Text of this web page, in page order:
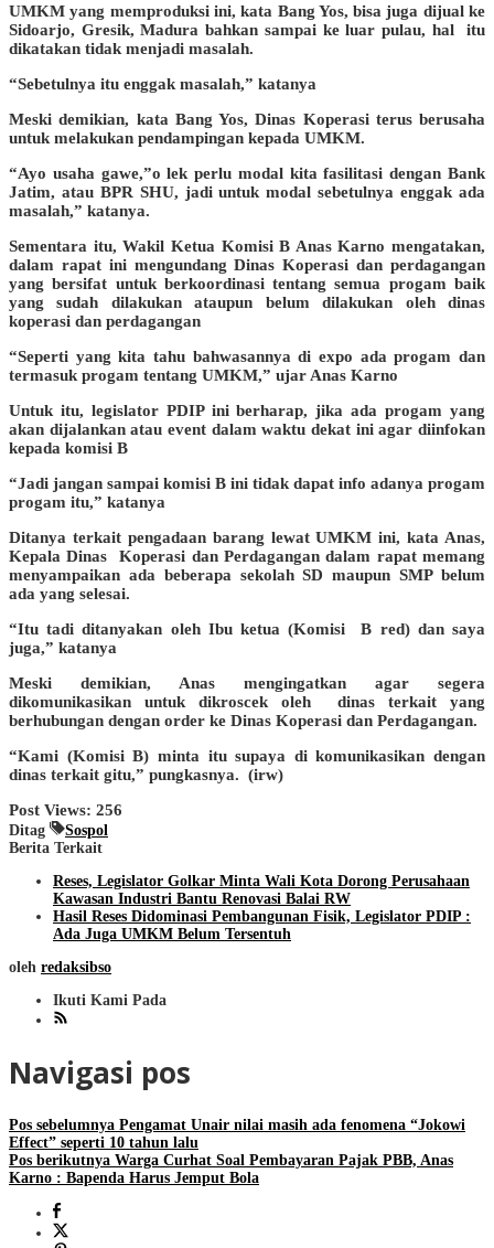
UMKM yang memproduksi ini, kata Bang Yos, bisa juga dijual ke
Sidoarjo, Gresik, Madura bahkan sampai ke luar pulau, hal itu
dikatakan tidak menjadi masalah.
“Sebetulnya itu enggak masalah,” katanya
Meski demikian, kata Bang Yos, Dinas Koperasi terus berusaha
untuk melakukan pendampingan kepada UMKM.
“Ayo usaha gawe,”o lek perlu modal kita fasilitasi dengan Bank
Jatim, atau BPR SHU, jadi untuk modal sebetulnya enggak ada
masalah,” katanya.
Sementara itu, Wakil Ketua Komisi B Anas Karno mengatakan,
dalam rapat ini mengundang Dinas Koperasi dan perdagangan
yang bersifat untuk berkoordinasi tentang semua progam baik
yang sudah dilakukan ataupun belum dilakukan oleh dinas
koperasi dan perdagangan
“Seperti yang kita tahu bahwasannya di expo ada progam dan
termasuk progam tentang UMKM,” ujar Anas Karno
Untuk itu, legislator PDIP ini berharap, jika ada progam yang
akan dijalankan atau event dalam waktu dekat ini agar diinfokan
kepada komisi B
“Jadi jangan sampai komisi B ini tidak dapat info adanya progam
progam itu,” katanya
Ditanya terkait pengadaan barang lewat UMKM ini, kata Anas,
Kepala Dinas Koperasi dan Perdagangan dalam rapat memang
menyampaikan ada beberapa sekolah SD maupun SMP belum
ada yang selesai.
“Itu tadi ditanyakan oleh Ibu ketua (Komisi B red) dan saya
juga,” katanya
Meski demikian, Anas mengingatkan agar segera
dikomunikasikan untuk dikroscek oleh dinas terkait yang
berhubungan dengan order ke Dinas Koperasi dan Perdagangan.
“Kami (Komisi B) minta itu supaya di komunikasikan dengan
dinas terkait gitu,” pungkasnya. (irw)
Post Views: 256
Ditag
Sospol
Berita Terkait
Reses, Legislator Golkar Minta Wali Kota Dorong Perusahaan
Kawasan Industri Bantu Renovasi Balai RW
Hasil Reses Didominasi Pembangunan Fisik, Legislator PDIP :
Ada Juga UMKM Belum Tersentuh
oleh redaksibso
Ikuti Kami Pada
Navigasi pos
Pos sebelumnya Pengamat Unair nilai masih ada fenomena “Jokowi
Effect” seperti 10 tahun lalu
Pos berikutnya Warga Curhat Soal Pembayaran Pajak PBB, Anas
Karno : Bapenda Harus Jemput Bola